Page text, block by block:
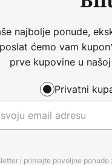
najbolje ponude,
ćemo vam
prve kupovine u
Privatni
i primajte povoljne